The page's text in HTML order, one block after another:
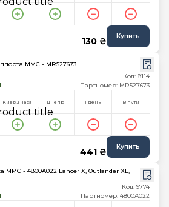
130 ₴ Купить
MMC - MR527673
Код: 8114
Партномер: MR527673
Киев 3 часа Днепр 1 день В пути
441 ₴ Купить
MMC - 4800A022 Lancer X, Outlander XL,
Код: 9774
Партномер: 4800A022